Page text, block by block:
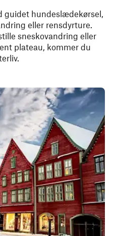
guidet hundeslædekørsel,
eller rensdyrture.
sneskovandring eller
plateau, kommer du